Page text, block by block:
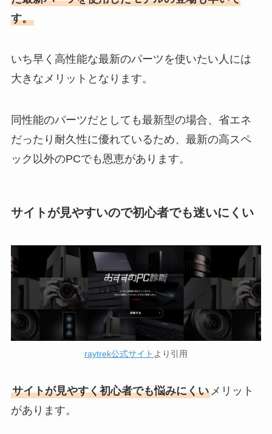
す。
いち早く高性能な最新のパーツを使いたい人には
大きなメリットとなります。
同性能のパーツだとしても最新型の場合、省エネ
だったり耐久性に優れているため、最新の高スペ
ック以外のPCでも恩恵があります。
サイトが見やすいので初心者でも迷いにくい
raytrek公式サイト より引用
サイトが見やすく初心者でも悩みにくいメリット
があります。